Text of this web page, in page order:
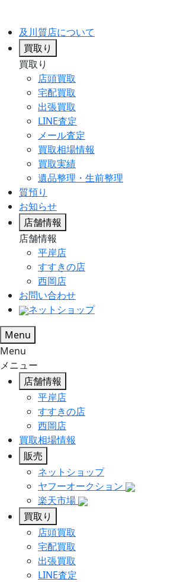
及川質店について
買取り
買取り
店頭買取
宅配買取
出張買取
LINE査定
メール査定
買取相場情報
買取実績
遺品整理・生前整理
質預り
お知らせ
店舗情報
店舗情報
平岸店
すすきの店
西岡店
お問い合わせ
ネットショップ
Menu
Menu
メニュー
店舗情報
平岸店
すすきの店
西岡店
買取相場情報
販売
ネットショップ
ヤフーオークション
楽天市場
買取り
店頭買取
宅配買取
出張買取
LINE査定